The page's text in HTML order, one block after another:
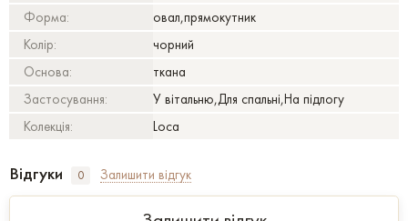
Форма:
овал,прямокутник
Колір:
чорний
Основа:
ткана
Застосування:
У вітальню,Для спальні,На підлогу
Колекція:
Loca
Відгуки 0 Залишити відгук